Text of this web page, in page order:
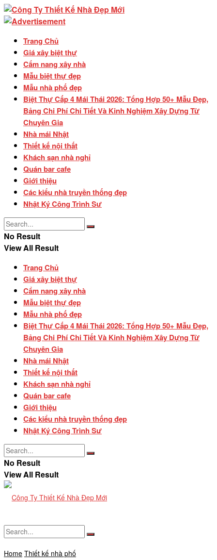
Trang Chủ
Giá xây biệt thự
Cẩm nang xây nhà
Mẫu biệt thự đẹp
Mẫu nhà phố đẹp
Biệt Thự Cấp 4 Mái Thái 2026: Tổng Hợp 50+ Mẫu Đẹp,
Bảng Chi Phí Chi Tiết Và Kinh Nghiệm Xây Dựng Từ
Chuyên Gia
Nhà mái Nhật
Thiết kế nội thất
Khách sạn nhà nghỉ
Quán bar cafe
Giới thiệu
Các kiểu nhà truyền thống đẹp
Nhật Ký Công Trình Sư
No Result
View All Result
Trang Chủ
Giá xây biệt thự
Cẩm nang xây nhà
Mẫu biệt thự đẹp
Mẫu nhà phố đẹp
Biệt Thự Cấp 4 Mái Thái 2026: Tổng Hợp 50+ Mẫu Đẹp,
Bảng Chi Phí Chi Tiết Và Kinh Nghiệm Xây Dựng Từ
Chuyên Gia
Nhà mái Nhật
Thiết kế nội thất
Khách sạn nhà nghỉ
Quán bar cafe
Giới thiệu
Các kiểu nhà truyền thống đẹp
Nhật Ký Công Trình Sư
No Result
View All Result
Home Thiết kế nhà phố